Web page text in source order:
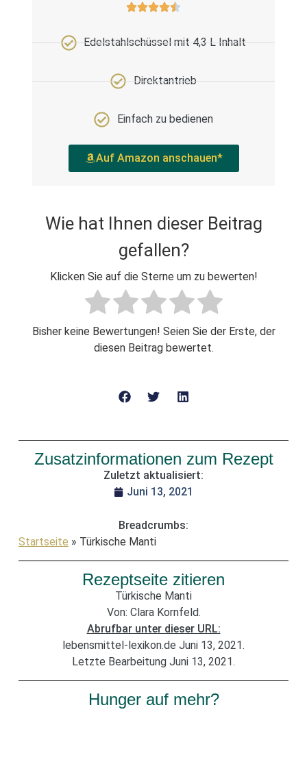
Edelstahlschüssel mit 4,3 L Inhalt
Direktantrieb
Einfach zu bedienen
Auf Amazon anschauen*
Wie hat Ihnen dieser Beitrag
gefallen?
Klicken Sie auf die Sterne um zu bewerten!
Bisher keine Bewertungen! Seien Sie der Erste, der
diesen Beitrag bewertet.
Zusatzinformationen zum Rezept
Zuletzt aktualisiert:
Juni 13, 2021
Breadcrumbs:
Startseite » Türkische Manti
Rezeptseite zitieren
Türkische Manti
Von: Clara Kornfeld.
Abrufbar unter dieser URL:
lebensmittel-lexikon.de Juni 13, 2021.
Letzte Bearbeitung Juni 13, 2021.
Hunger auf mehr?